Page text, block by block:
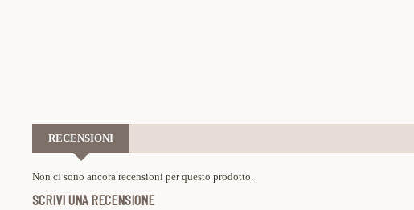
RECENSIONI
Non ci sono ancora recensioni per questo prodotto.
SCRIVI UNA RECENSIONE